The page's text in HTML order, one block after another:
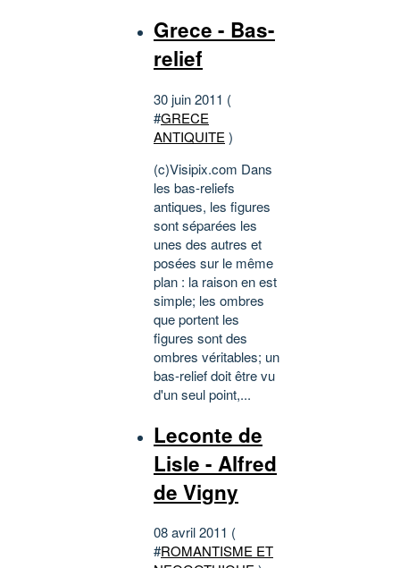
Grece - Bas-
relief
30 juin 2011 (
#GRECE
ANTIQUITE )
(c)Visipix.com Dans
les bas-reliefs
antiques, les figures
sont séparées les
unes des autres et
posées sur le même
plan : la raison en est
simple; les ombres
que portent les
figures sont des
ombres véritables; un
bas-relief doit être vu
d'un seul point,...
Leconte de
Lisle - Alfred
de Vigny
08 avril 2011 (
#ROMANTISME ET